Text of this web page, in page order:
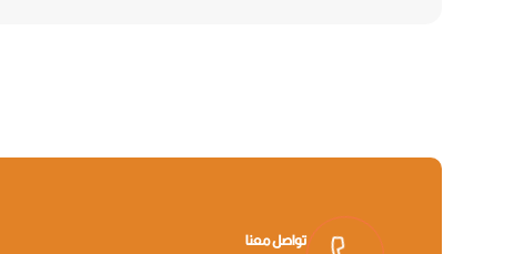
تواصل معنا